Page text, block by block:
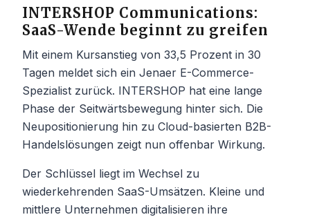
INTERSHOP Communications:
SaaS-Wende beginnt zu greifen
Mit einem Kursanstieg von 33,5 Prozent in 30
Tagen meldet sich ein Jenaer E-Commerce-
Spezialist zurück. INTERSHOP hat eine lange
Phase der Seitwärtsbewegung hinter sich. Die
Neupositionierung hin zu Cloud-basierten B2B-
Handelslösungen zeigt nun offenbar Wirkung.
Der Schlüssel liegt im Wechsel zu
wiederkehrenden SaaS-Umsätzen. Kleine und
mittlere Unternehmen digitalisieren ihre